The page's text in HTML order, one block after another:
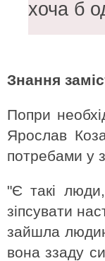
хоча б
Знання
Попри
Ярослав
потребами у
"Є такі
зіпсувати
зайшла
вона ззаду